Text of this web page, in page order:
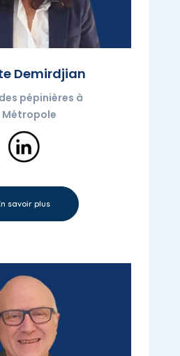
Demirdjian
pépinières à
Métropole
savoir plus